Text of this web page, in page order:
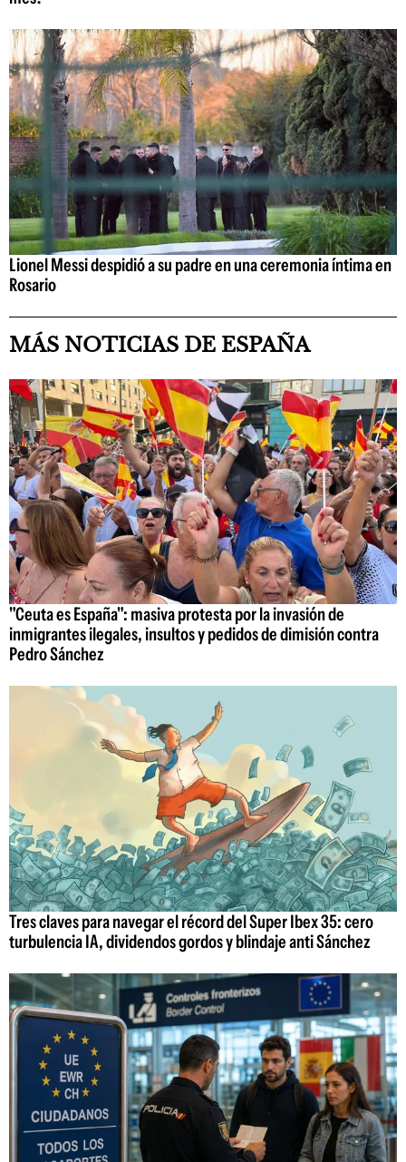
Lionel Messi despidió a su padre en una ceremonia íntima en
Rosario
MÁS NOTICIAS DE ESPAÑA
"Ceuta es España": masiva protesta por la invasión de
inmigrantes ilegales, insultos y pedidos de dimisión contra
Pedro Sánchez
Tres claves para navegar el récord del Super Ibex 35: cero
turbulencia IA, dividendos gordos y blindaje anti Sánchez